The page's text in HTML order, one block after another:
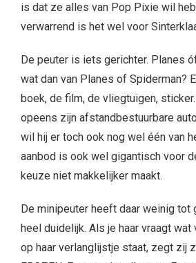
is dat ze alles van Pop Pixie wil
verwarrend is het wel voor
De peuter is iets gerichter. Planes
wat dan van Planes of Spiderman?
boek, de film, de vliegtuigen,
opeens zijn afstandbestuurbare
wil hij er toch ook nog wel één van
aanbod is ook wel gigantisch voor
keuze niet makkelijker maakt.
De minipeuter heeft daar weinig tot
heel duidelijk. Als je haar vraagt
op haar verlanglijstje staat, zegt zij